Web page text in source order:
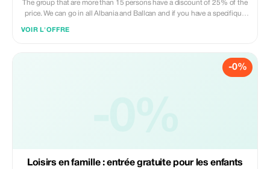
The group that are more than 15 persons have a discount of 25% of the
price. We can go in all Albania and Ballcan and if you have a specifique
VOIR L'OFFRE
-0%
Loisirs en famille : entrée gratuite pour les enfants